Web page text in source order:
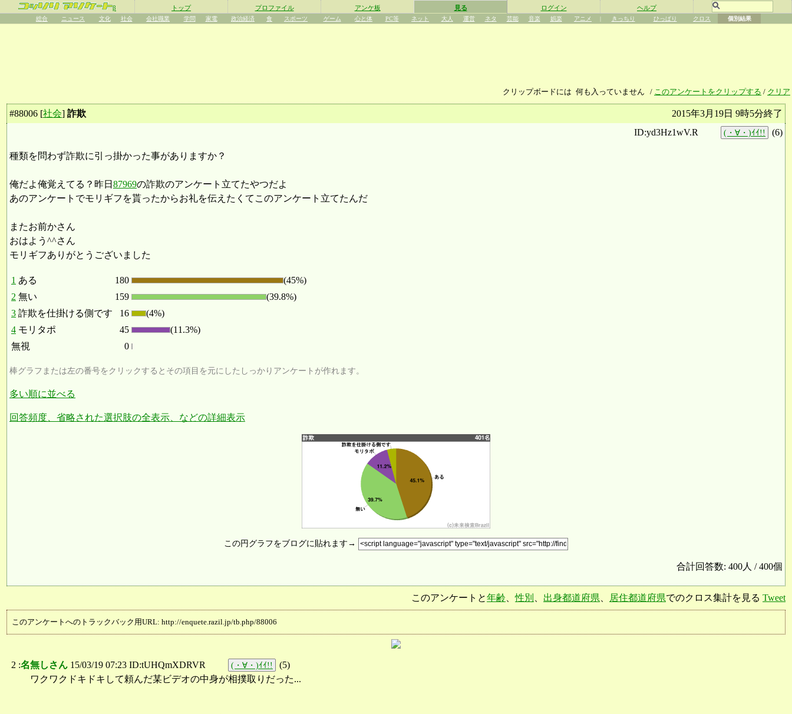
β トップ プロファイル アンケ板 見る ログイン ヘルプ
総合 ニュース 文化 社会 会社職業 学問 家電 政治経済 食 スポーツ ゲーム 心と体 PC等 ネット 大人 運営 ネタ 芸能 音楽 娯楽 アニメ | きっちり ひっぱり クロス 個別結果
クリップボードには 何も入っていません / このアンケートをクリップする / クリア
2015年3月19日 9時5分終了
#88006 [社会] 詐欺
ID:yd3Hz1wV.R
(・∀・)ｲｲ!! (6)
種類を問わず詐欺に引っ掛かった事がありますか？
俺だよ俺覚えてる？昨日 87969の詐欺のアンケート立てたやつだよ
あのアンケートでモリギフを貰ったからお礼を伝えたくてこのアンケート立てたんだ
またお前かさん
おはよう^^さん
モリギフありがとうございました
1 ある 180
(45%)
2 無い 159
(39.8%)
3 詐欺を仕掛ける側です 16
(4%)
4 モリタポ 45
(11.3%)
無視
0
棒グラフまたは左の番号をクリックするとその項目を元にしたしっかりアンケートが作れます。
多い順に並べる
回答頻度、省略された選択肢の全表示、などの詳細表示
この円グラフをブログに貼れます→
合計回答数: 400人 / 400個
このアンケートと年齢 、性別 出身都道府県 居住都道府県でのクロス集計を見る Tweet
このアンケートへのトラックバック用URL: http://enquete.razil.jp/tb.php/88006
2 :名無しさん 15/03/19 07:23 ID:tUHQmXDRVR (・∀・)ｲｲ!! (5)
ワクワクドキドキして頼んだ某ビデオの中身が相撲取りだった...